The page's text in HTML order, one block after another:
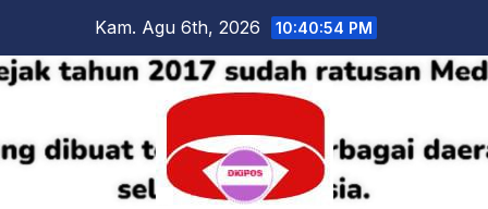
content
Kam. Agu 6th, 2026 10:40:54 PM